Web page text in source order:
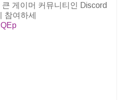
게이머 커뮤니티인 Discord
참여하세